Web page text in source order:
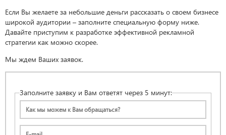
Если Вы желаете за небольшие деньги рассказать о своем бизнесе
широкой аудитории – заполните специальную форму ниже.
Давайте приступим к разработке эффективной рекламной
стратегии как можно скорее.
Мы ждем Ваших заявок.
Заполните заявку и Вам ответят через 5 минут: